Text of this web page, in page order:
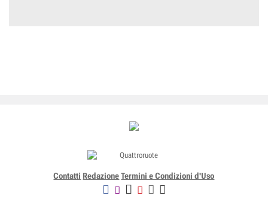
Contatti Redazione Termini e Condizioni d'Uso